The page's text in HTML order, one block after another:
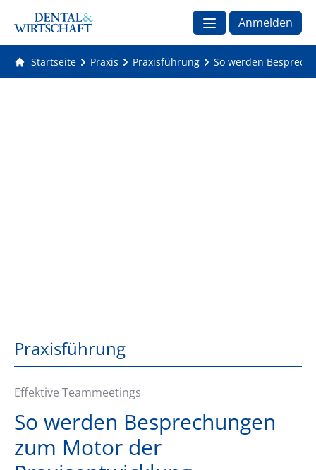
Anmelden
Startseite Praxis Praxisführung So werden
Praxisführung
Effektive Teammeetings
So werden Besprechungen
zum Motor der